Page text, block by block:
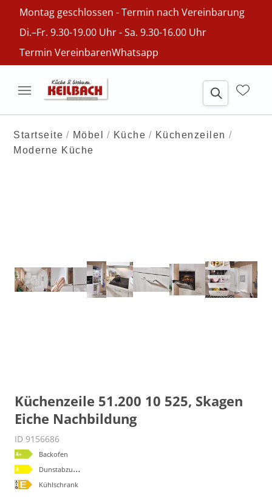
Montag geschlossen - Termin nach Vereinbarung
Di.–Fr. 9.30-19.00 Uhr - Sa. 9.30-16.00 Uhr
Termin VereinbarenWhatsapp
Startseite Möbel Küche
Küchenzeilen
Moderne Küche
Küchenzeile 51.200 10 525, Skagen
Eiche Nachbildung
ID 9156686
Backofen
D
unstabzugshaube
Kühlschrank